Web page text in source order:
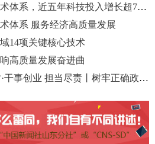
山东加快构建地质关键技术体系，近五年科技投入增长超70%
体系 服务经济高质量发展
14项关键核心技术
高质量发展奋进曲
开局“十五五” 奋斗正当时·干事创业 担当尽责丨树牢正确政绩观 干在实处求实效